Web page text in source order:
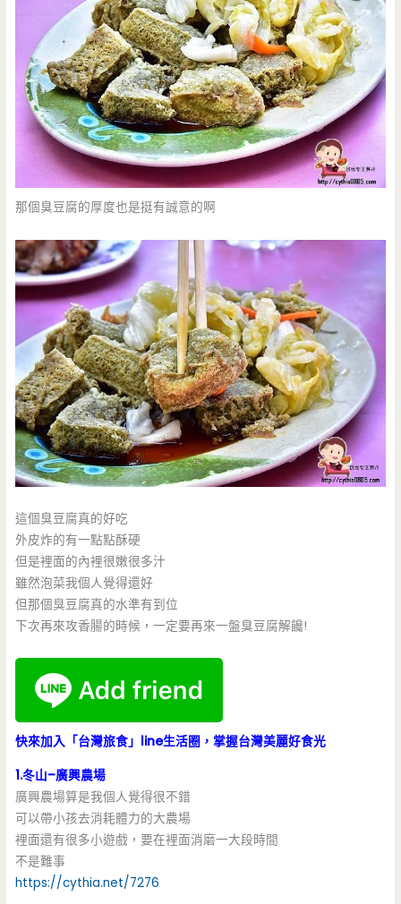
那個臭豆腐的厚度也是挺有誠意的啊
這個臭豆腐真的好吃
外皮炸的有一點點酥硬
但是裡面的內裡很嫩很多汁
雖然泡菜我個人覺得還好
但那個臭豆腐真的水準有到位
下次再來攻香腸的時候，一定要再來一盤臭豆腐解饞!
快來加入「台灣旅食」line生活圈，掌握台灣美麗好食光
1.冬山–廣興農場
廣興農場算是我個人覺得很不錯
可以帶小孩去消耗體力的大農場
裡面還有很多小遊戲，要在裡面消磨一大段時間
不是難事
https://cythia.net/7276